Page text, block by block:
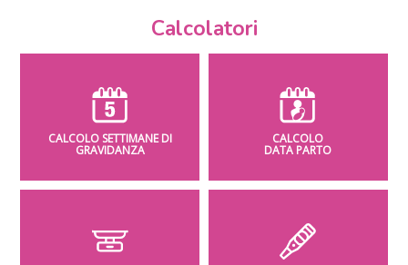
Calcolatori
CALCOLO SETTIMANE DI
GRAVIDANZA
CALCOLO
DATA PARTO